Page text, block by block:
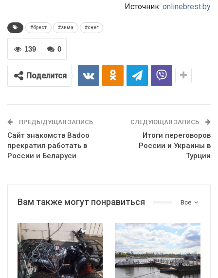
Источник: onlinebrest.by
#брест #зима #снег
0
139
Поделится
ПРЕДЫДУЩАЯ ЗАПИСЬ
Сайт знакомств Badoo
прекратил работать в
России и Беларуси
СЛЕДУЮЩАЯ ЗАПИСЬ
Итоги переговоров
России и Украины в
Турции
Все
Вам также могут понравиться